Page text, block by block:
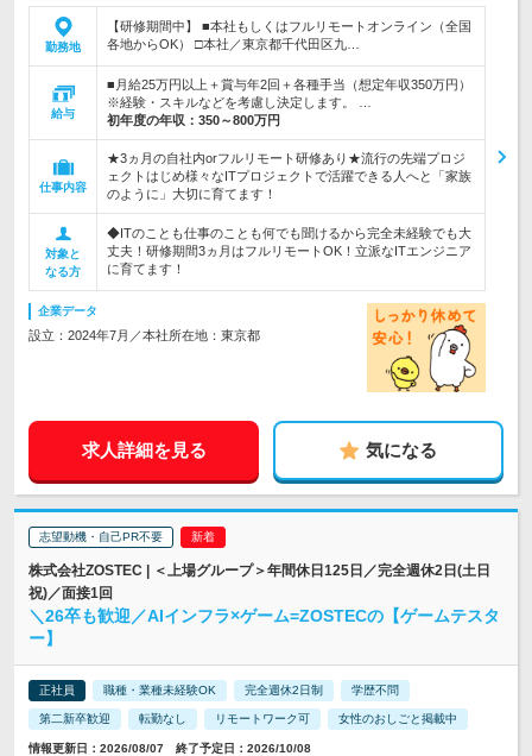
勤務地
【研修期間中】 ■本社もしくはフルリモートオンライン（全国
各地からOK） □本社／東京都千代田区九…
給与
■月給25万円以上＋賞与年2回＋各種手当（想定年収350万円）
※経験・スキルなどを考慮し決定します。 …
初年度の年収： 350～800万円
仕事内容
★3ヵ月の自社内orフルリモート研修あり★流行の先端プロジ
ェクトはじめ様々なITプロジェクトで活躍できる人へと「家族
のように」大切に育てます！
対象と
なる方
◆ITのことも仕事のことも何でも聞けるから完全未経験でも大
丈夫！研修期間3ヵ月はフルリモートOK！立派なITエンジニア
に育てます！
企業データ
設立：2024年7月／本社所在地：東京都
求人詳細を見る 気になる
志望動機・自己PR不要
株式会社ZOSTEC | ＜上場グループ＞年間休日125日／完全週休2日(土日
祝)／面接1回
＼26卒も歓迎／AIインフラ×ゲーム=ZOSTECの【ゲームテスタ
ー】
正社員 職種・業種未経験OK 完全週休2日制 学歴不問
第二新卒歓迎 転勤なし リモートワーク可 女性のおしごと掲載中
情報更新日：2026/08/07 終了予定日：2026/10/08